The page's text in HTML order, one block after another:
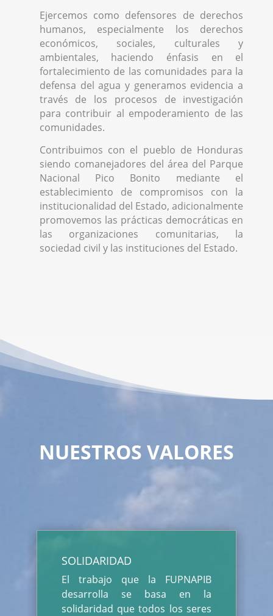
Ejercemos como defensores de derechos
humanos, especialmente los derechos
económicos, sociales, culturales y
ambientales, haciendo énfasis en el
fortalecimiento de las comunidades para la
defensa del agua y generamos evidencia a
través de los procesos de investigación
para contribuir al empoderamiento de las
comunidades.
Contribuimos con el pueblo de Honduras
siendo comanejadores del área del Parque
Nacional Pico Bonito mediante el
establecimiento de compromisos con la
institucionalidad del Estado, adicionalmente
promovemos las prácticas democráticas en
las organizaciones comunitarias, la
sociedad civil y las instituciones del Estado.
NUESTROS VALORES
SOLIDARIDAD
El trabajo que la FUPNAPIB
desarrolla se basa en la
solidaridad que todos los seres